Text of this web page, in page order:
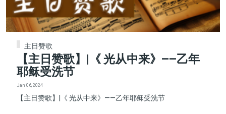
主日赞歌
【主日赞歌】|《 光从中来》——乙年
耶稣受洗节
Jan 06, 2024
【主日赞歌】|《 光从中来》——乙年耶稣受洗节